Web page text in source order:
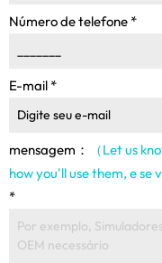
Número de telefone *
E-mail *
mensagem： （Let us
how you'll use them, e se
*